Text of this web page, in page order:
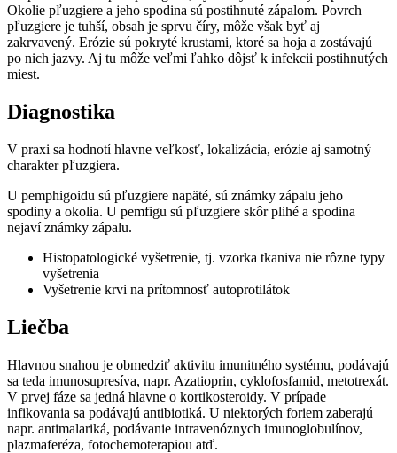
Okolie pľuzgiere a jeho spodina sú postihnuté zápalom. Povrch
pľuzgiere je tuhší, obsah je sprvu číry, môže však byť aj
zakrvavený. Erózie sú pokryté krustami, ktoré sa hoja a zostávajú
po nich jazvy. Aj tu môže veľmi ľahko dôjsť k infekcii postihnutých
miest.
Diagnostika
V praxi sa hodnotí hlavne veľkosť, lokalizácia, erózie aj samotný
charakter pľuzgiera.
U pemphigoidu sú pľuzgiere napäté, sú známky zápalu jeho
spodiny a okolia. U pemfigu sú pľuzgiere skôr plihé a spodina
nejaví známky zápalu.
Histopatologické vyšetrenie, tj. vzorka tkaniva nie rôzne typy
vyšetrenia
Vyšetrenie krvi na prítomnosť autoprotilátok
Liečba
Hlavnou snahou je obmedziť aktivitu imunitného systému, podávajú
sa teda imunosupresíva, napr. Azatioprin, cyklofosfamid, metotrexát.
V prvej fáze sa jedná hlavne o kortikosteroidy. V prípade
infikovania sa podávajú antibiotiká. U niektorých foriem zaberajú
napr. antimalariká, podávanie intravenóznych imunoglobulínov,
plazmaferéza, fotochemoterapiou atď.